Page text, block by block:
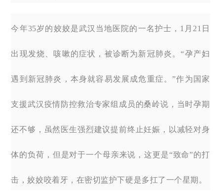
今年35岁的姣姣是武汉当地医院的一名护士，1月21日
出现发烧、咳嗽的症状，被诊断为新冠肺炎。“孕产妇
遇到新冠肺炎，本身就容易发展成危重症。”作为国家
支援武汉疫情防控救治专家组成员的桑岭说，当时孕期
还不够，虽然医生强烈建议提前终止妊娠，以减轻对身
体的负荷，但是对于一个母亲来说，这更是“致命”的打
击，姣姣咬着牙，在密切监护下硬是多扛了一个星期。